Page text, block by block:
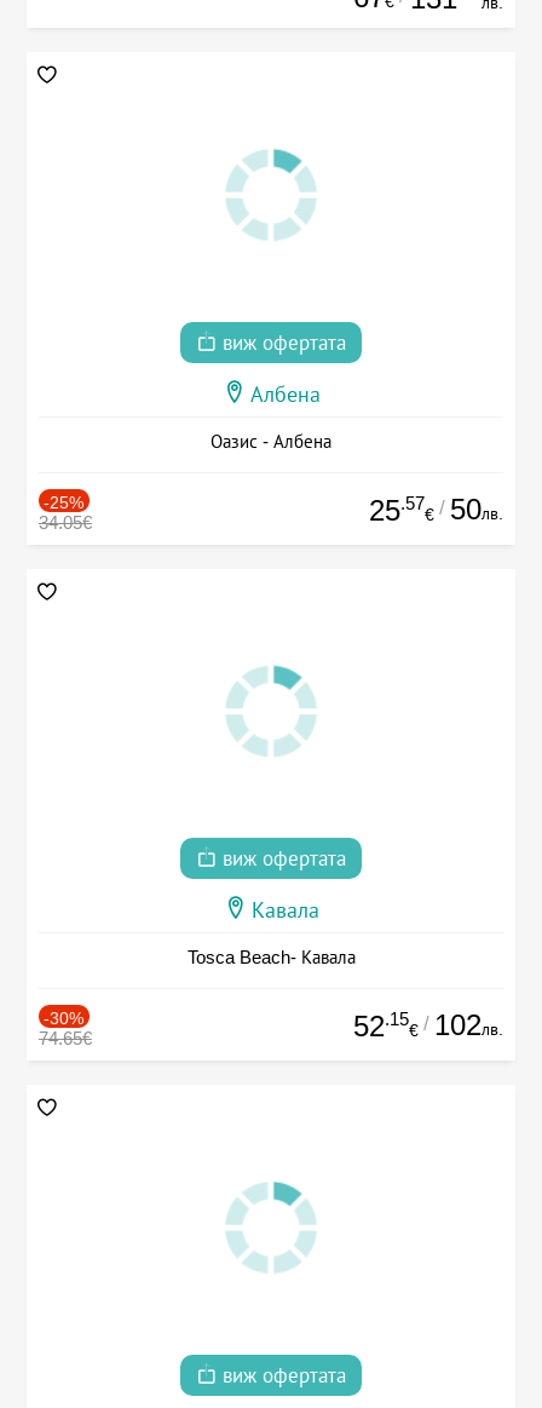
виж офертата
Албена
Оазис - Албена
-25%
34.05€ 25.57
€ / 50лв.
виж офертата
Кавала
Tosca Beach- Кавала
-30%
74.65€ 52.15
€ / 102лв.
виж офертата